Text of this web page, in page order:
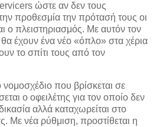
ώστε αν δεν τους
προθεσμία την πρότασή τους οι
ο πλειστηριασμός. Με αυτόν τον
έχουν ένα νέο «όπλο» στα χέρια
το σπίτι τους από τον
που βρίσκεται σε
ο οφειλέτης για τον οποίο δεν
αλλά καταχωρείται στο
Με νέα ρύθμιση, προστίθεται η